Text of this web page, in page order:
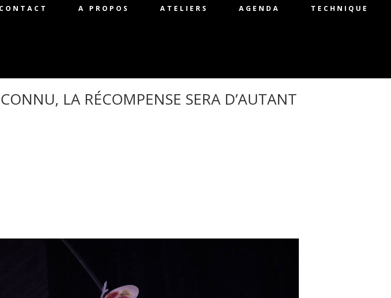
CONTACT A PROPOS ATELIERS AGENDA TECHNIQUE
LA RÉCOMPENSE SERA D’AUTANT